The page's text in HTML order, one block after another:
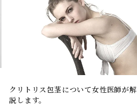
クリトリス包茎について女性医師が解
説します。